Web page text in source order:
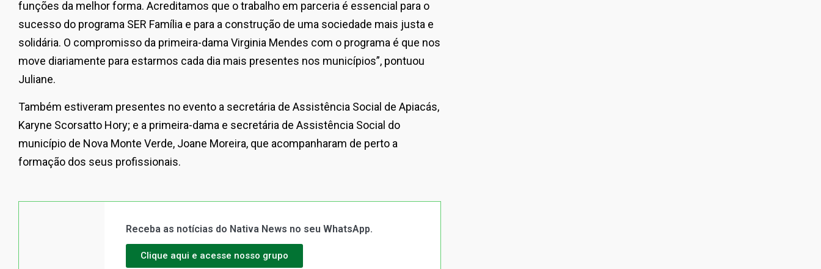
funções da melhor forma. Acreditamos que o trabalho em parceria é essencial para o
sucesso do programa SER Família e para a construção de uma sociedade mais justa e
solidária. O compromisso da primeira-dama Virginia Mendes com o programa é que nos
move diariamente para estarmos cada dia mais presentes nos municípios”, pontuou
Juliane.
Também estiveram presentes no evento a secretária de Assistência Social de Apiacás,
Karyne Scorsatto Hory; e a primeira-dama e secretária de Assistência Social do
município de Nova Monte Verde, Joane Moreira, que acompanharam de perto a
formação dos seus profissionais.
Receba as notícias do Nativa News no seu WhatsApp.
Clique aqui e acesse nosso grupo